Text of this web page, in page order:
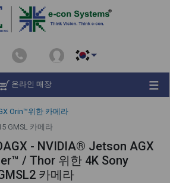
온라인 매장
Orin™위한 카메라
GMSL 카메라
- NVIDIA® Jetson AGX
/ Thor 위한 4K Sony
카메라